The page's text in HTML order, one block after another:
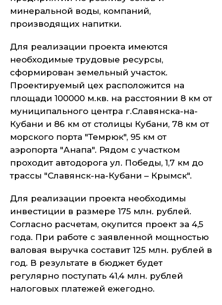
минеральной воды, компаний,
производящих напитки.
Для реализации проекта имеются
необходимые трудовые ресурсы,
сформирован земельный участок.
Проектируемый цех расположится на
площади 100000 м.кв. на расстоянии 8 км от
муниципального центра г.Славянска-на-
Кубани и 86 км от столицы Кубани, 78 км от
морского порта "Темрюк", 95 км от
аэропорта "Анапа". Рядом с участком
проходит автодорога ул. Победы, 1,7 км до
трассы "Славянск-на-Кубани – Крымск".
Для реализации проекта необходимы
инвестиции в размере 175 млн. рублей.
Согласно расчетам, окупится проект за 4,5
года. При работе с заявленной мощностью
валовая выручка составит 125 млн. рублей в
год. В результате в бюджет будет
регулярно поступать 41,4 млн. рублей
налоговых платежей ежегодно.